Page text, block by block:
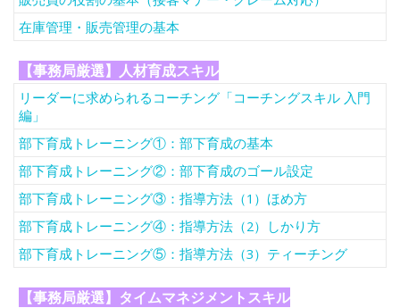
在庫管理・販売管理の基本
【事務局厳選】人材育成スキル
リーダーに求められるコーチング「コーチングスキル 入門
編」
部下育成トレーニング①：部下育成の基本
部下育成トレーニング②：部下育成のゴール設定
部下育成トレーニング③：指導方法（1）ほめ方
部下育成トレーニング④：指導方法（2）しかり方
部下育成トレーニング⑤：指導方法（3）ティーチング
【事務局厳選】タイムマネジメントスキル